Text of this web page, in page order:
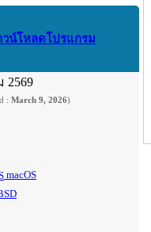
วน์โหลดโปรแกรม
2569
: March 9, 2026)
macOS